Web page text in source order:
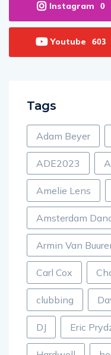
Instagram 0
Youtube 603
Tags
Adam Beyer
ADE2023
Amelie Lens
Amsterdam
Armin Van
Carl Cox
clubbing
DJ Eric